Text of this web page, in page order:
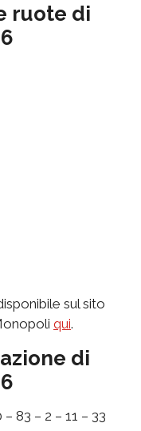
ruote di
sul sito
qui.
di
– 83 – 2 – 11 – 33